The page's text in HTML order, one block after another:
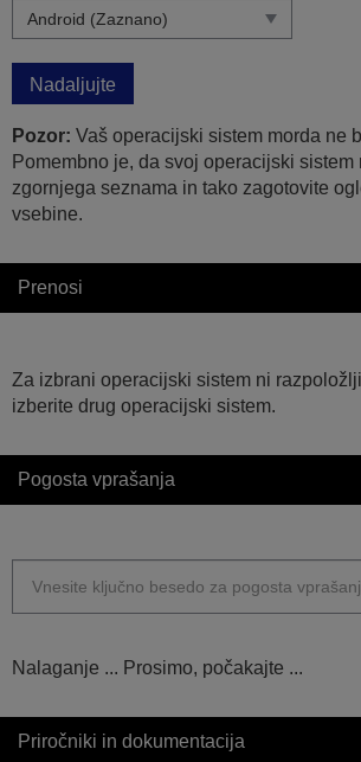
Nadaljujte
Pozor: Vaš operacijski sistem morda ne
Pomembno je, da svoj operacijski sistem
zgornjega seznama in tako zagotovite
vsebine.
Prenosi
Za izbrani operacijski sistem ni
izberite drug operacijski sistem.
Pogosta vprašanja
Nalaganje ... Prosimo, počakajte ...
Priročniki in dokumentacija